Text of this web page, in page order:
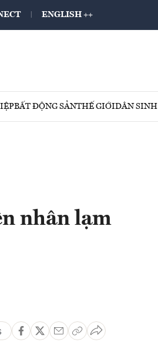
ENGLISH ++
BẤT ĐỘNG SẢNTHẾ GIỚIDÂN SINH
nhân lạm